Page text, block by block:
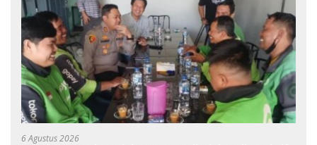
6 Agustus 2026